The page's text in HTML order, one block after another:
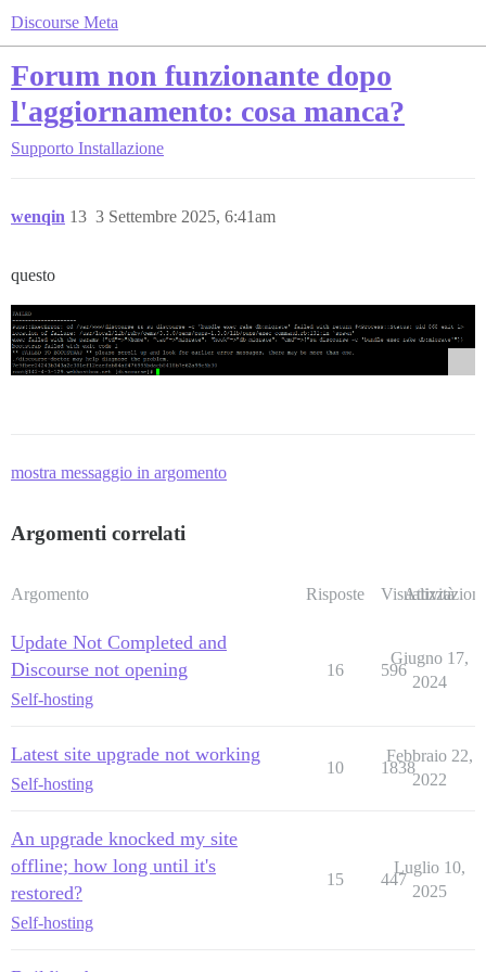
Discourse Meta
Forum non funzionante dopo
l'aggiornamento: cosa manca?
Supporto Installazione
wenqin 3 Settembre 2025, 6:41am
13
questo
mostra messaggio in argomento
Argomenti correlati
Argomento Risposte Visualizzazioni
Attività
Update Not Completed and
Discourse not opening
Self-hosting
16 596
Giugno 17,
2024
Latest site upgrade not working
Self-hosting
10 1838
Febbraio 22,
2022
An upgrade knocked my site
offline; how long until it's
restored?
Self-hosting
15 447
Luglio 10,
2025